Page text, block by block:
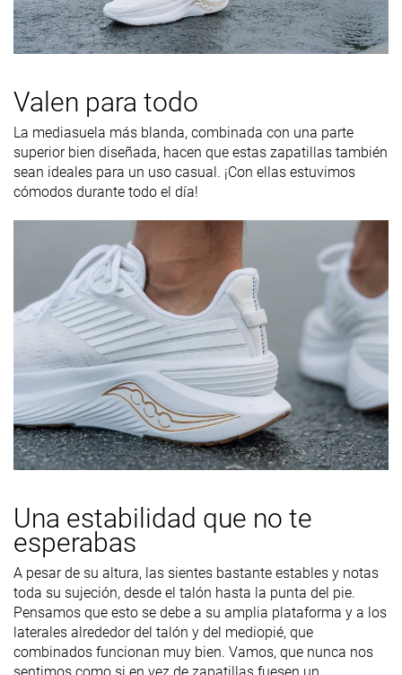
Valen para todo
La mediasuela más blanda, combinada con una parte
superior bien diseñada, hacen que estas zapatillas también
sean ideales para un uso casual. ¡Con ellas estuvimos
cómodos durante todo el día!
Una estabilidad que no te
esperabas
A pesar de su altura, las sientes bastante estables y notas
toda su sujeción, desde el talón hasta la punta del pie.
Pensamos que esto se debe a su amplia plataforma y a los
laterales alrededor del talón y del mediopié, que
combinados funcionan muy bien. Vamos, que nunca nos